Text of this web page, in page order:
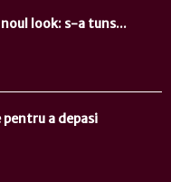
look: s-a tuns...
a depasi